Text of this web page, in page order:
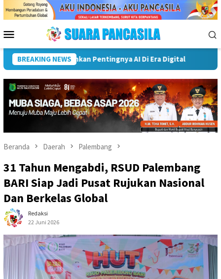
Menu
Mobile
BREAKING NEWS
Palembang Perkuat Program Adiwiyata, Cetak Generasi
Beranda Daerah Palembang
31 Tahun Mengabdi, RSUD Palembang
BARI Siap Jadi Pusat Rujukan Nasional
Dan Berkelas Global
Redaksi
22 Juni 2026